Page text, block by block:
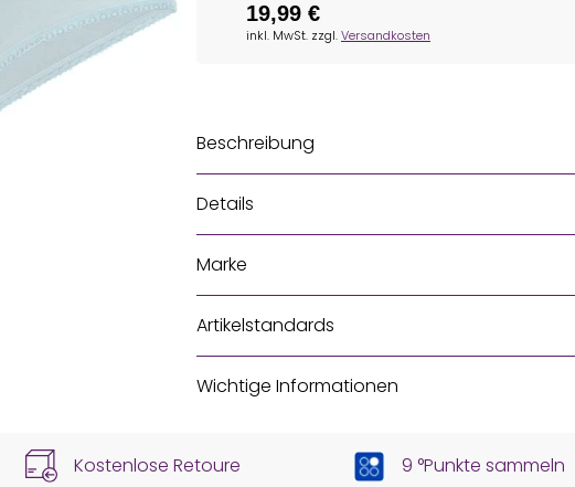
19,99 €
inkl. MwSt. zzgl.Versandkosten
Beschreibung
Details
Marke
Artikelstandards
Wichtige Informationen
Kostenlose Retoure 9 °Punkte sammeln